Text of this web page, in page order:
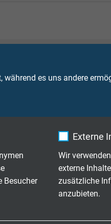
es uns andere
Besucher
Externe
Wir
externe
zusätzliche
anzubieten.